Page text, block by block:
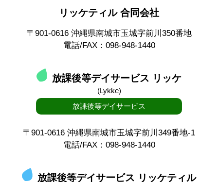
リッケティル 合同会社
〒901-0616 沖縄県南城市玉城字前川350番地
電話/FAX：098-948-1440
放課後等デイサービス リッケ
(Lykke)
放課後等デイサービス
〒901-0616 沖縄県南城市玉城字前川349番地-1
電話/FAX：098-948-1440
放課後等デイサービス リッケティル